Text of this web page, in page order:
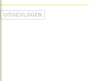
UITGEVLOGEN